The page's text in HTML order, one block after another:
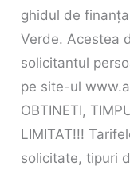
ghidul de
Verde. Acestea
solicitantul
pe site-ul
OBTINETI,
LIMITAT!!!
solicitate, tipuri
Verde
si
tarifele
noastre